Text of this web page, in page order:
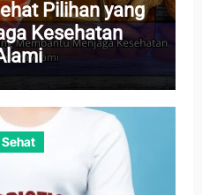
Pilihan yang
Kesehatan